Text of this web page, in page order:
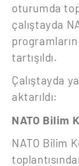
oturumda
çalıştayda
tartışıldı.
Çalıştayda
aktarıldı:
NATO Bilim
NATO Bilim